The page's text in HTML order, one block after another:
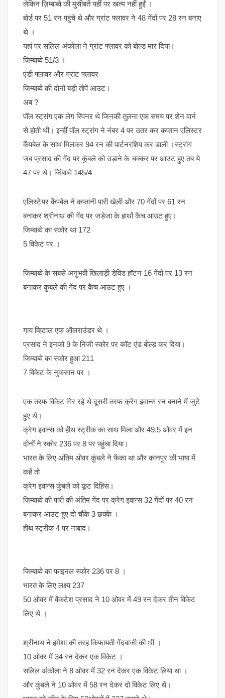
लेकिन ज़िम्बाब्वे की मुसीबतें यहीं पर खत्म नहीं हुईं ।
बोर्ड पर 51 रन पहुंचे थे और ग्रांट फ्लावर ने 48 गेंदों पर 28 रन बनाए
थे ।
यहां पर सलिल अंकोला ने ग्रांट फ्लावर को बोल्ड मार दिया।
ज़िम्बाब्वे 51/3 ।
एंडी फ्लावर और ग्रांट फ्लावर
जिम्बाब्वे की दोनों बड़ी तोपें आउट।
अब ?
पॉल स्ट्रांग एक लेग स्पिनर थे जिनकी तुलना एक समय पर शेन वार्न
से होती थी। इन्हीं पॉल स्ट्रांग ने नंबर 4 पर उतर कर कप्तान एलिस्टर
कैंपबेल के साथ मिलकर 94 रन की पार्टनरशिप कर डाली ।स्ट्रांग
जब प्रसाद की गेंद पर कुंबले को उड़ाने के चक्कर पर आउट हुए तब ये
47 पर थे। जिंबाब्वे 145/4
एलिस्टेयर कैंपबेल ने कप्तानी पारी खेली और 70 गेंदों पर 61 रन
बनाकर श्रीनाथ की गेंद पर जडेजा के हाथों कैच आउट हुए।
जिम्बाब्वे का स्कोर था 172
5 विकेट पर ।
जिम्बाब्वे के सबसे अनुभवी खिलाड़ी डेविड हॉटन 16 गेंदों पर 13 रन
बनाकर कुंबले की गेंद पर कैच आउट हुए ।
गाय व्हिटाल एक ऑलराउंडर थे ।
प्रसाद ने इनको 9 के निजी स्कोर पर कॉट एंड बोल्ड कर दिया।
जिम्बाब्वे का स्कोर हुआ 211
7 विकेट के नुकसान पर ।
एक तरफ विकेट गिर रहे थे दूसरी तरफ क्रेग इवान्स रन बनाने में जुटे
हुए थे।
क्रेग इवान्स को हीथ स्ट्रीक का साथ मिला और 49.5 ओवर में इन
दोनों ने स्कोर 236 पर 8 पर पहुंचा दिया।
भारत के लिए अंतिम ओवर कुंबले ने फेंका था और कानपुर की भाषा में
कहें तो
क्रेग इवान्स कुंबले को कूट दिहिस।
जिम्बाब्वे की पारी की अंतिम गेंद पर क्रेग इवान्स 32 गेंदों पर 40 रन
बनाकर आउट हुए दो चौके 3 छक्के ।
हीथ स्ट्रीक 4 पर नाबाद।
जिम्बाब्वे का फाइनल स्कोर 236 पर 8 ।
भारत के लिए लक्ष्य 237
50 ओवर में वेंकटेश प्रसाद ने 10 ओवर में 49 रन देकर तीन विकेट
लिए थे ।
श्रीनाथ ने हमेशा की तरह किफायती गेंदबाजी की थी ।
10 ओवर में 34 रन देकर एक विकेट ।
सलिल अंकोला ने 8 ओवर में 32 रन देकर एक विकेट लिया था ।
और कुंबले ने 10 ओवर में 58 रन देकर दो विकेट लिए थे।